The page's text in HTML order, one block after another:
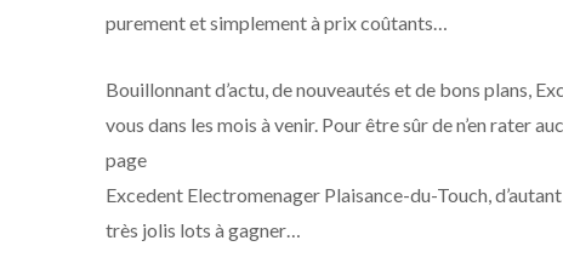
purement et simplement à prix coûtants…
Bouillonnant d’actu, de nouveautés et de bons plans,
vous dans les mois à venir. Pour être sûr de n’en rater
page
Excedent Electromenager Plaisance-du-Touch,
très jolis lots à gagner…